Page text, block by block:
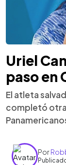
Uriel
paso en
El atleta
completó otra
Por